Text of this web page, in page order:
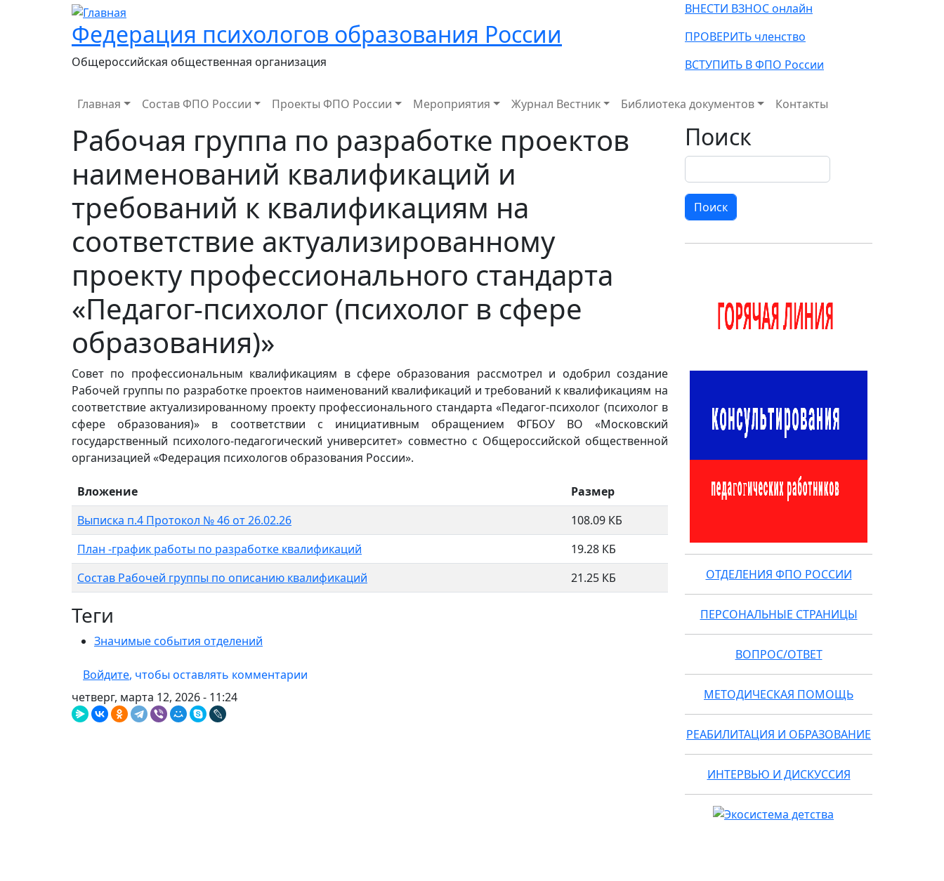
Федерация психологов образования России
Общероссийская общественная организация
ВНЕСТИ ВЗНОС онлайн
ПРОВЕРИТЬ членство
ВСТУПИТЬ В ФПО России
Main navigation
Главная Состав ФПО России Проекты ФПО России Мероприятия Журнал Вестник Библиотека документов Контакты
Рабочая группа по разработке проектов
наименований квалификаций и
требований к квалификациям на
соответствие актуализированному
проекту профессионального стандарта
«Педагог-психолог (психолог в сфере
образования)»
Совет по профессиональным квалификациям в сфере образования рассмотрел и одобрил создание
Рабочей группы по разработке проектов наименований квалификаций и требований к квалификациям на
соответствие актуализированному проекту профессионального стандарта «Педагог-психолог (психолог в
сфере образования)» в соответствии с инициативным обращением ФГБОУ ВО «Московский
государственный психолого-педагогический университет» совместно с Общероссийской общественной
организацией «Федерация психологов образования России».
Вложение
Размер
Выписка п.4 Протокол № 46 от 26.02.26
108.09 КБ
План -график работы по разработке квалификаций
19.28 КБ
Состав Рабочей группы по описанию квалификаций
21.25 КБ
Теги
Значимые события отделений
Войдите, чтобы оставлять комментарии
четверг, марта 12, 2026 - 11:24
Поиск
Поиск
ОТДЕЛЕНИЯ ФПО РОССИИ
ПЕРСОНАЛЬНЫЕ СТРАНИЦЫ
ВОПРОС/ОТВЕТ
МЕТОДИЧЕСКАЯ ПОМОЩЬ
РЕАБИЛИТАЦИЯ И ОБРАЗОВАНИЕ
ИНТЕРВЬЮ И ДИСКУССИЯ